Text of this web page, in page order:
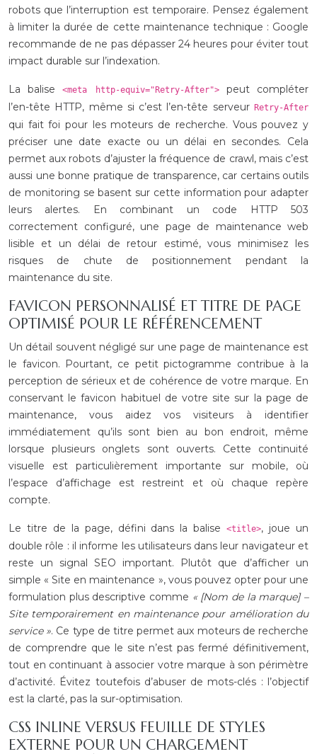
robots que l’interruption est temporaire. Pensez également
à limiter la durée de cette maintenance technique : Google
recommande de ne pas dépasser 24 heures pour éviter tout
impact durable sur l’indexation.
La balise <meta http-equiv="Retry-After">
peut compléter
l’en-tête HTTP, même si c’est l’en-tête serveur Retry-After
qui fait foi pour les moteurs de recherche. Vous pouvez y
préciser une date exacte ou un délai en secondes. Cela
permet aux robots d’ajuster la fréquence de crawl, mais c’est
aussi une bonne pratique de transparence, car certains outils
de monitoring se basent sur cette information pour adapter
leurs alertes. En combinant un code HTTP 503
correctement configuré, une page de maintenance web
lisible et un délai de retour estimé, vous minimisez les
risques de chute de positionnement pendant la
maintenance du site.
FAVICON PERSONNALISÉ ET TITRE DE PAGE
OPTIMISÉ POUR LE RÉFÉRENCEMENT
Un détail souvent négligé sur une page de maintenance est
le favicon. Pourtant, ce petit pictogramme contribue à la
perception de sérieux et de cohérence de votre marque. En
conservant le favicon habituel de votre site sur la page de
maintenance, vous aidez vos visiteurs à identifier
immédiatement qu’ils sont bien au bon endroit, même
lorsque plusieurs onglets sont ouverts. Cette continuité
visuelle est particulièrement importante sur mobile, où
l’espace d’affichage est restreint et où chaque repère
compte.
Le titre de la page, défini dans la balise<title>, joue un
double rôle : il informe les utilisateurs dans leur navigateur et
reste un signal SEO important. Plutôt que d’afficher un
simple « Site en maintenance », vous pouvez opter pour une
formulation plus descriptive comme « [Nom de la marque] –
Site temporairement en maintenance pour amélioration du
service ». Ce type de titre permet aux moteurs de recherche
de comprendre que le site n’est pas fermé définitivement,
tout en continuant à associer votre marque à son périmètre
d’activité. Évitez toutefois d’abuser de mots-clés : l’objectif
est la clarté, pas la sur-optimisation.
CSS INLINE VERSUS FEUILLE DE STYLES
EXTERNE POUR UN CHARGEMENT